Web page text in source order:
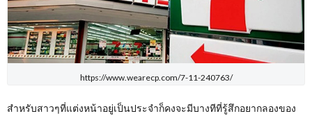
https://www.wearecp.com/7-11-240763/
สำหรับสาวๆที่แต่งหน้าอยู่เป็นประจำก็คงจะมีบางทีที่รู้สึกอยากลองของ